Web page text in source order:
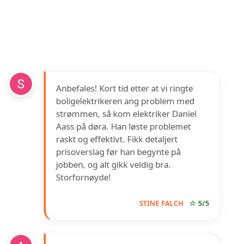
Anbefales! Kort tid etter at vi ringte
boligelektrikeren ang problem med
strømmen, så kom elektriker Daniel
Aass på døra. Han løste problemet
raskt og effektivt. Fikk detaljert
prisoverslag før han begynte på
jobben, og alt gikk veldig bra.
Storfornøyde!
STINE FALCH ☆ 5/5